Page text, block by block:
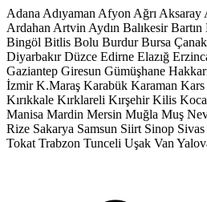
Adana Adıyaman Afyon Ağrı Aksaray
Ardahan Artvin Aydın Balıkesir Bartın
Bingöl Bitlis Bolu Burdur Bursa
Diyarbakır Düzce Edirne Elazığ
Gaziantep Giresun Gümüşhane
İzmir K.Maraş Karabük Karaman Kars
Kırıkkale Kırklareli Kırşehir Kilis
Manisa Mardin Mersin Muğla Muş
Rize Sakarya Samsun Siirt Sinop Sivas
Tokat Trabzon Tunceli Uşak Van